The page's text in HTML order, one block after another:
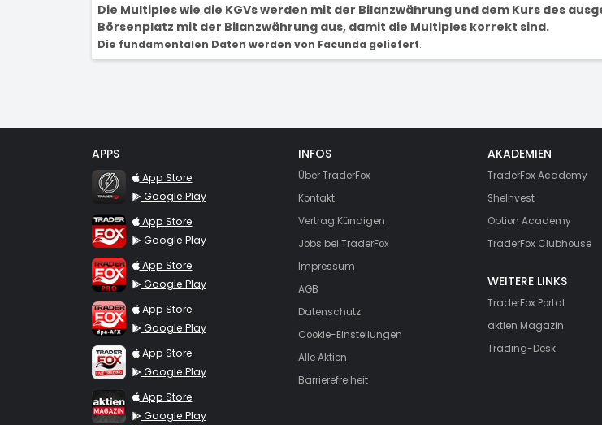
Die Multiples wie die KGVs werden mit der Bilanzwährung und dem Kurs des
Börsenplatz mit der Bilanzwährung aus, damit die Multiples korrekt sind.
Die fundamentalen Daten werden von Facunda geliefert.
APPS
TraderFox Flash
App Store
Google Play
TraderFox App
App Store
Google Play
TraderFox Pro
App Store
Google Play
TraderFox dpa-AFX ProFeed
App Store
Google Play
TraderFox Live Trading
App Store
Google Play
TraderFox aktien Magazin
App Store
Google Play
INFOS
Über TraderFox
Kontakt
Vertrag Kündigen
Jobs bei TraderFox
Impressum
AGB
Datenschutz
Cookie-Einstellungen
Alle Aktien
Barrierefreiheit
AKADEMIEN
TraderFox Academy
SheInvest
Option Academy
TraderFox Clubhouse
WEITERE LINKS
TraderFox Portal
aktien Magazin
Trading-Desk